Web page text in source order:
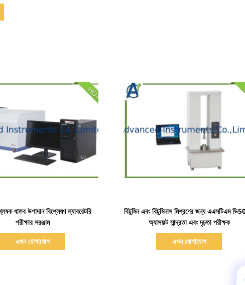
ধাতব উপাদান বিশ্লেষণ ল্যাবরেটরি
পরীক্ষার সরঞ্জাম
এখন যোগাযোগ
বিটুমিন এবং বিটুমিনাস মিশ্রণের জন্য এএসটিএম
অ্যাসফল্ট সান্দ্রতা এবং দৃঢ়তা পরীক্ষক
এখন যোগাযোগ